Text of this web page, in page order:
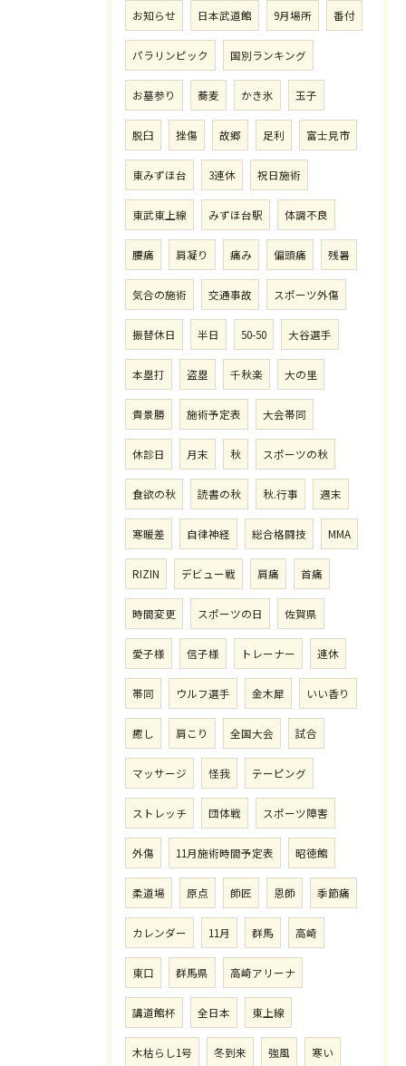
お知らせ 日本武道館 9月場所 番付
パラリンピック 国別ランキング
お墓参り 蕎麦 かき氷 玉子
脱臼 挫傷 故郷 足利 富士見市
東みずほ台 3連休 祝日施術
東武東上線 みずほ台駅 体調不良
腰痛 肩凝り 痛み 偏頭痛 残暑
気合の施術 交通事故 スポーツ外傷
振替休日 半日 50-50 大谷選手
本塁打 盗塁 千秋楽 大の里
貴景勝 施術予定表 大会帯同
休診日 月末 秋 スポーツの秋
食欲の秋 読書の秋 秋.行事 週末
寒暖差 自律神経 総合格闘技 MMA
RIZIN デビュー戦 肩痛 首痛
時間変更 スポーツの日 佐賀県
愛子様 信子様 トレーナー 連休
帯同 ウルフ選手 金木犀 いい香り
癒し 肩こり 全国大会 試合
マッサージ 怪我 テーピング
ストレッチ 団体戦 スポーツ障害
外傷 11月施術時間予定表 昭徳館
柔道場 原点 師匠 恩師 季節痛
カレンダー 11月 群馬 高崎
東口 群馬県 高崎アリーナ
講道館杯 全日本 東上線
木枯らし1号 冬到来 強風 寒い